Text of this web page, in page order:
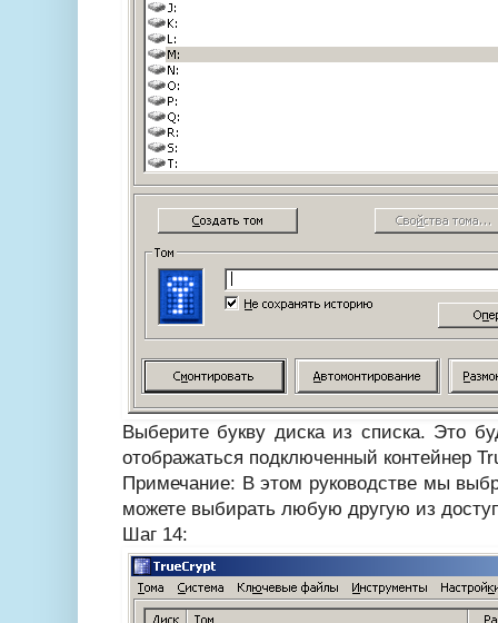
Выберите букву диска из списка. Это
отображаться подключенный контейнер
Примечание: В этом руководстве мы
можете выбирать любую другую из
Шаг 14: